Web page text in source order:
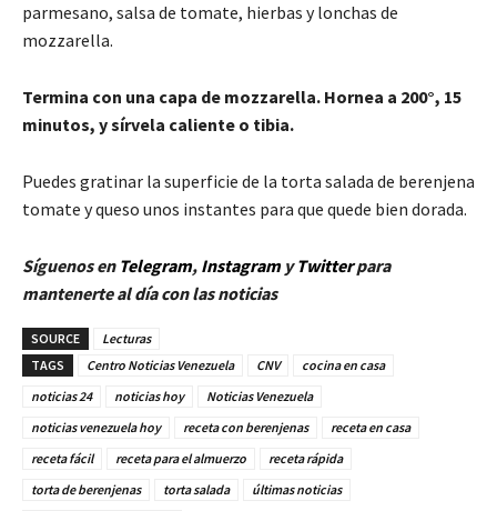
parmesano, salsa de tomate, hierbas y lonchas de
mozzarella.
Termina con una capa de mozzarella. Hornea a 200°, 15
minutos, y sírvela caliente o tibia.
Puedes gratinar la superficie de la torta salada de berenjena
tomate y queso unos instantes para que quede bien dorada.
Síguenos en Telegram, InstagramyTwitterpara
mantenerte al día con las noticias
SOURCE
Lecturas
TAGS
Centro Noticias Venezuela CNV
cocina en casa
noticias 24
noticias hoy
Noticias Venezuela
noticias venezuela hoy
receta con berenjenas
receta en casa
receta fácil
receta para el almuerzo
receta rápida
torta de berenjenas
torta salada
últimas noticias